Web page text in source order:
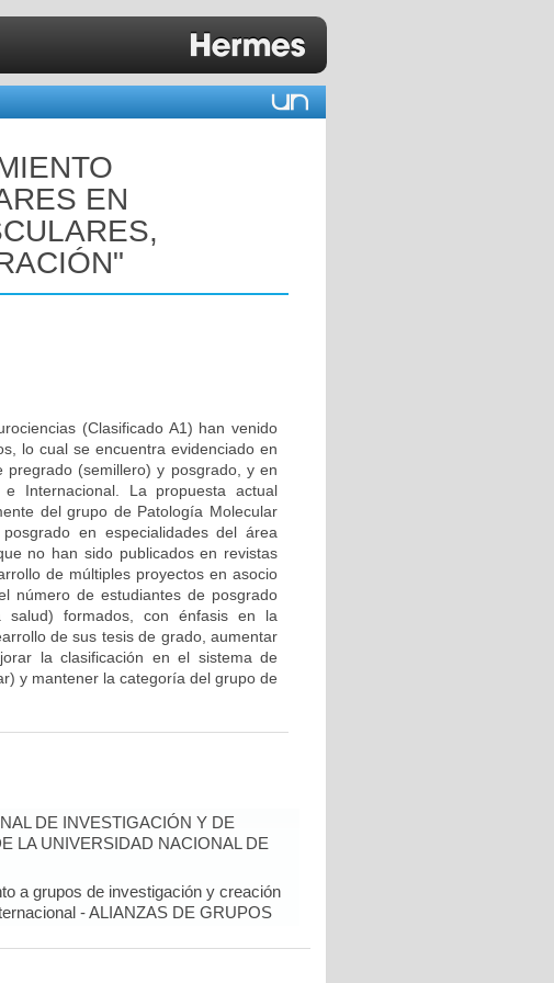
EN
(Clasificado A1) han venido
lo cual se encuentra evidenciado en
pregrado (semillero) y posgrado, y en
Internacional. La propuesta actual
del grupo de Patología Molecular
en especialidades del área
no han sido publicados en revistas
de múltiples proyectos en asocio
número de estudiantes de posgrado
salud) formados, con énfasis en la
de sus tesis de grado, aumentar
la clasificación en el sistema de
y mantener la categoría del grupo de
DE INVESTIGACIÓN Y DE
LA UNIVERSIDAD NACIONAL DE
a grupos de investigación y creación
- ALIANZAS DE GRUPOS